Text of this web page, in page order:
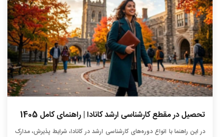
تحصیل در مقطع کارشناسی ارشد کانادا | راهنمای کامل 1405
در این راهنما با انواع دوره‌های کارشناسی ارشد در کانادا، شرایط پذیرش، مدارک